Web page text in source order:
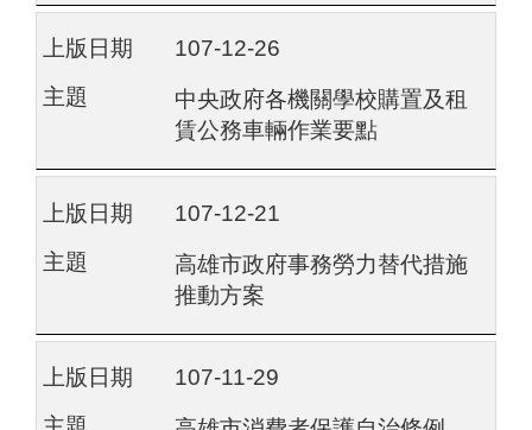
107-12-26
中央政府各機關學校購置及租
賃公務車輛作業要點
107-12-21
高雄市政府事務勞力替代措施
推動方案
107-11-29